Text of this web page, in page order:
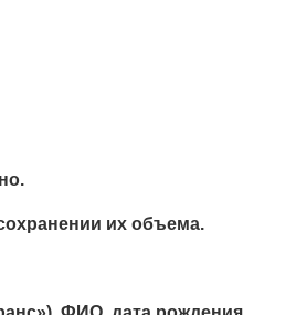
их объема.